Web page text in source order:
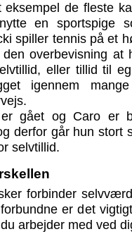
de fleste
en sportspige
spiller tennis på et
overbevisning
eller tillid til
igennem
gået og Caro er
derfor går hun stort
selvtillid.
forbinder
er det
arbejder med ved